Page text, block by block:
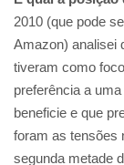
2010 (que pode
Amazon) analisei
tiveram como
preferência a
beneficie e que
foram as tensões
segunda metade